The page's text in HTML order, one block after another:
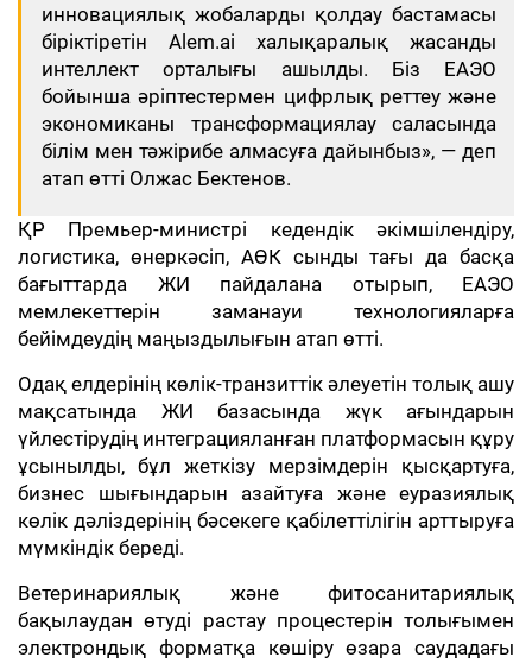
инновациялық жобаларды қолдау бастамасы
біріктіретін Alem.ai халықаралық жасанды
интеллект орталығы ашылды. Біз ЕАЭО
бойынша әріптестермен цифрлық реттеу және
экономиканы трансформациялау саласында
білім мен тәжірибе алмасуға дайынбыз», — деп
атап өтті Олжас Бектенов.
ҚР Премьер-министрі кедендік әкімшілендіру,
логистика, өнеркәсіп, АӨК сынды тағы да басқа
бағыттарда ЖИ пайдалана отырып, ЕАЭО
мемлекеттерін заманауи технологияларға
бейімдеудің маңыздылығын атап өтті.
Одақ елдерінің көлік-транзиттік әлеуетін толық ашу
мақсатында ЖИ базасында жүк ағындарын
үйлестірудің интеграцияланған платформасын құру
ұсынылды, бұл жеткізу мерзімдерін қысқартуға,
бизнес шығындарын азайтуға және еуразиялық
көлік дәліздерінің бәсекеге қабілеттілігін арттыруға
мүмкіндік береді.
Ветеринариялық және фитосанитариялық
бақылаудан өтуді растау процестерін толығымен
электрондық форматқа көшіру өзара саудадағы